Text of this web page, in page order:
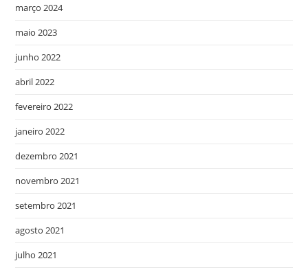
março 2024
maio 2023
junho 2022
abril 2022
fevereiro 2022
janeiro 2022
dezembro 2021
novembro 2021
setembro 2021
agosto 2021
julho 2021